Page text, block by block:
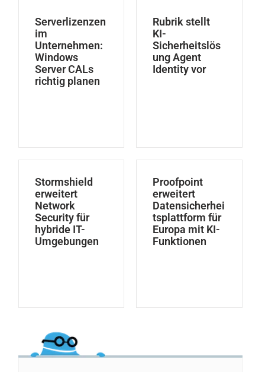
Serverlizenzen
im
Unternehmen:
Windows
Server CALs
richtig planen
Rubrik stellt
KI-
Sicherheitslös
ung Agent
Identity vor
Stormshield
erweitert
Network
Security für
hybride IT-
Umgebungen
Proofpoint
erweitert
Datensicherhei
tsplattform für
Europa mit KI-
Funktionen